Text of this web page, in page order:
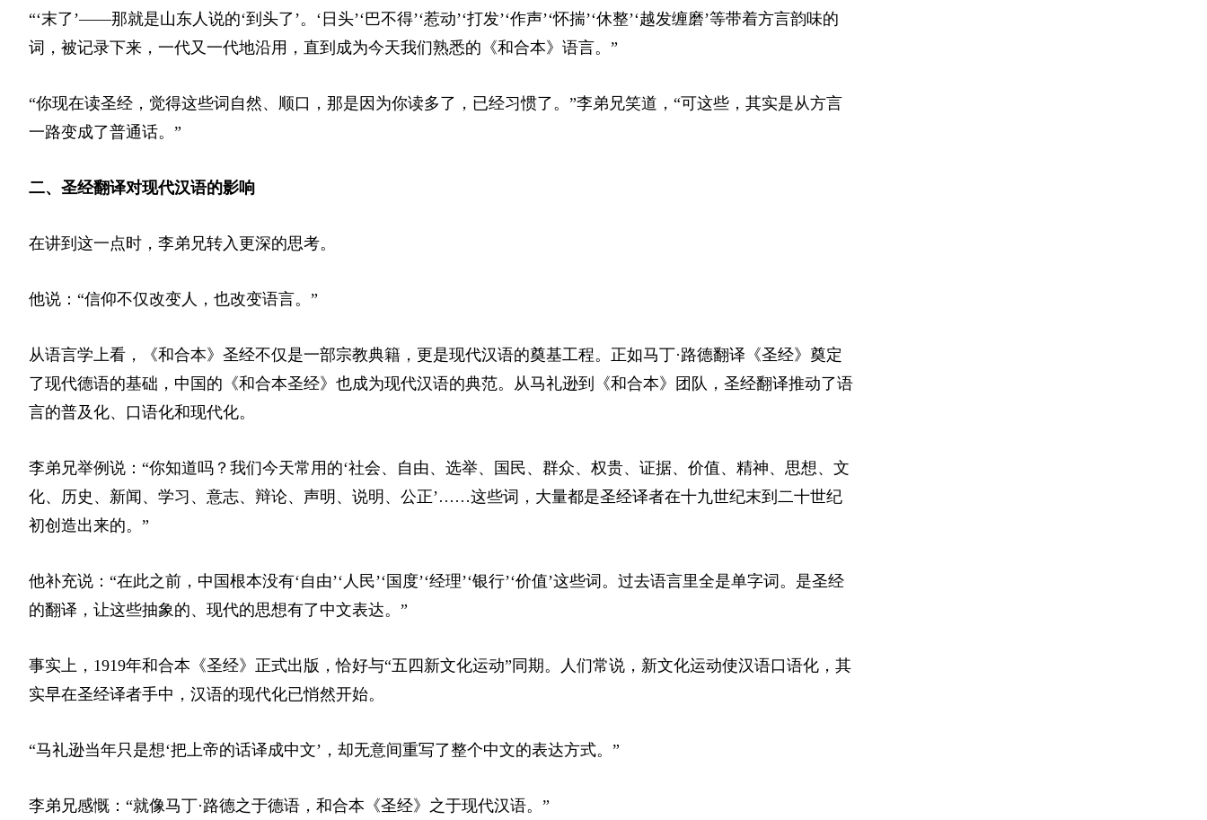
“‘末了’——那就是山东人说的‘到头了’。‘日头’‘巴不得’‘惹动’‘打发’‘作声’‘怀揣’‘休整’‘越发缠磨’等带着方言韵味的
词，被记录下来，一代又一代地沿用，直到成为今天我们熟悉的《和合本》语言。”
“你现在读圣经，觉得这些词自然、顺口，那是因为你读多了，已经习惯了。”李弟兄笑道，“可这些，其实是从方言
一路变成了普通话。”
二、圣经翻译对现代汉语的影响
在讲到这一点时，李弟兄转入更深的思考。
他说：“信仰不仅改变人，也改变语言。”
从语言学上看，《和合本》圣经不仅是一部宗教典籍，更是现代汉语的奠基工程。正如马丁·路德翻译《圣经》奠定
了现代德语的基础，中国的《和合本圣经》也成为现代汉语的典范。从马礼逊到《和合本》团队，圣经翻译推动了语
言的普及化、口语化和现代化。
李弟兄举例说：“你知道吗？我们今天常用的‘社会、自由、选举、国民、群众、权贵、证据、价值、精神、思想、文
化、历史、新闻、学习、意志、辩论、声明、说明、公正’……这些词，大量都是圣经译者在十九世纪末到二十世纪
初创造出来的。”
他补充说：“在此之前，中国根本没有‘自由’‘人民’‘国度’‘经理’‘银行’‘价值’这些词。过去语言里全是单字词。是圣经
的翻译，让这些抽象的、现代的思想有了中文表达。”
事实上，1919年和合本《圣经》正式出版，恰好与“五四新文化运动”同期。人们常说，新文化运动使汉语口语化，其
实早在圣经译者手中，汉语的现代化已悄然开始。
“马礼逊当年只是想‘把上帝的话译成中文’，却无意间重写了整个中文的表达方式。”
李弟兄感慨：“就像马丁·路德之于德语， 和合本 《圣经》之于现代汉语。”